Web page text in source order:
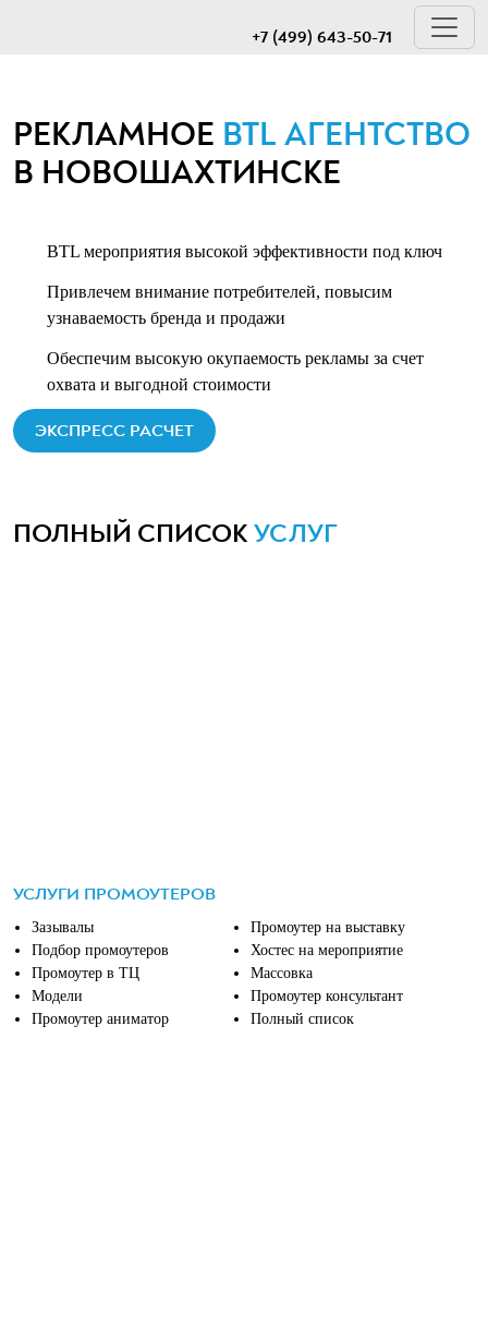
+7 (499) 643-50-71
РЕКЛАМНОЕ BTL АГЕНТСТВО
В НОВОШАХТИНСКЕ
BTL мероприятия высокой эффективности под ключ
Привлечем внимание потребителей, повысим
узнаваемость бренда и продажи
Обеспечим высокую окупаемость рекламы за счет
охвата и выгодной стоимости
ЭКСПРЕСС РАСЧЕТ
ПОЛНЫЙ СПИСОКУСЛУГ
УСЛУГИ ПРОМОУТЕРОВ
Зазывалы
Подбор промоутеров
Промоутер в ТЦ
Модели
Промоутер аниматор
Промоутер на выставку
Хостес на мероприятие
Массовка
Промоутер консультант
Полный список